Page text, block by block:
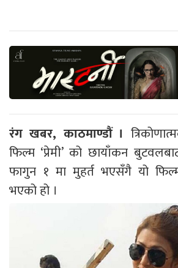
रंग खबर, काठमाण्डौं ।
फिल्म ‘प्रेमी’ को छायाँकन
फागुन १ मा मुहर्त भएसँगै यो
भएको हो ।